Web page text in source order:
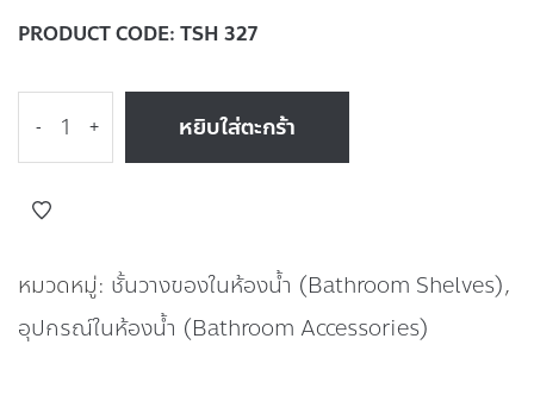
PRODUCT CODE: TSH 327
- + หยิบใส่ตะกร้า
หมวดหมู่: ชั้นวางของในห้องน้ำ (Bathroom Shelves),
อุปกรณ์ในห้องน้ำ (Bathroom Accessories)